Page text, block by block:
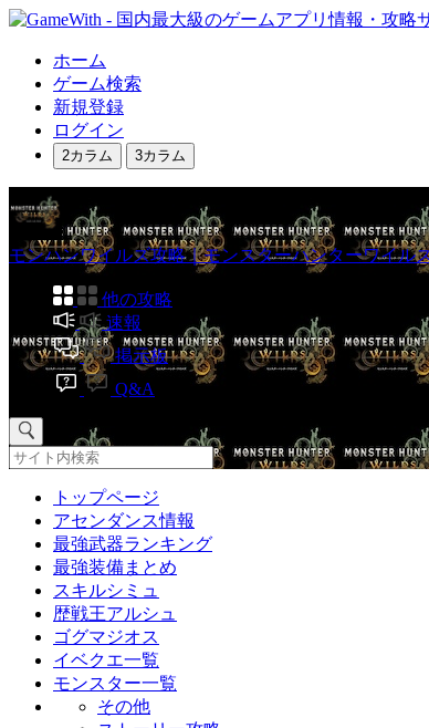
ホーム
ゲーム検索
新規登録
ログイン
2カラム 3カラム
モンハンワイルズ攻略｜モンスターハンターワイル
他の攻略
速報
掲示板
Q&A
トップページ
アセンダンス情報
最強武器ランキング
最強装備まとめ
スキルシミュ
歴戦王アルシュ
ゴグマジオス
イベクエ一覧
モンスター一覧
その他